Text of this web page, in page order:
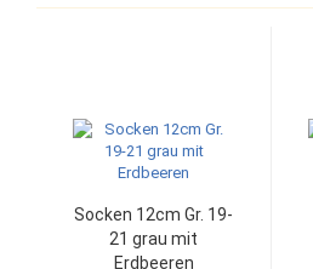
Socken 12cm Gr. 19-
21 grau mit
Erdbeeren